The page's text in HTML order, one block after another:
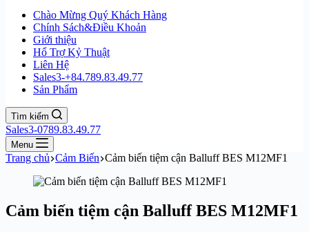
Chào Mừng Quý Khách Hàng
Chính Sách&Điều Khoản
Giới thiệu
Hổ Trợ Kỷ Thuật
Liên Hệ
Sales3-+84.789.83.49.77
Sản Phẩm
Tìm kiếm
Sales3-0789.83.49.77
Menu
Trang chủ Cảm Biến Cảm biến tiệm cận Balluff BES M12MF1
Cảm biến tiệm cận Balluff BES M12MF1